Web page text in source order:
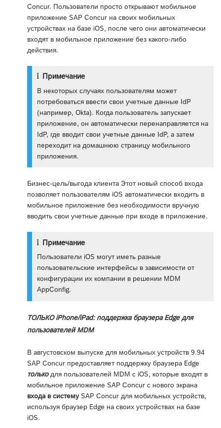
Concur. Пользователи просто открывают мобильное
приложение SAP Concur на своих мобильных
устройствах на базе iOS, после чего они автоматически
входят в мобильное приложение без какого-либо
действия.
Примечание
В некоторых случаях пользователям может
потребоваться ввести свои учетные данные IdP
(например, Okta). Когда пользователь запускает
приложение, он автоматически перенаправляется на
IdP, где вводит свои учетные данные IdP, а затем
переходит на домашнюю страницу мобильного
приложения.
Бизнес-цель/выгода клиента Этот новый способ входа
позволяет пользователям iOS автоматически входить в
мобильное приложение без необходимости вручную
вводить свои учетные данные при входе в приложение.
Примечание
Пользователи iOS могут иметь разные
пользовательские интерфейсы в зависимости от
конфигурации их компании в решении MDM
AppConfig.
ТОЛЬКО iPhone/iPad: поддержка браузера Edge для
пользователей MDM
В августовском выпуске для мобильных устройств 9.94
SAP Concur предоставляет поддержку браузера Edge
толькодля пользователей MDM с iOS, которые входят в
мобильное приложение SAP Concur с нового экрана
входа в системуSAP Concur для мобильных устройств,
используя браузер Edge на своих устройствах на базе
iOS.